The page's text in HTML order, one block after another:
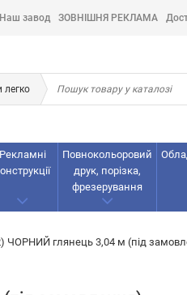
Наш завод ЗОВНІШНЯ РЕКЛАМА
легко
Рекламнi
Повнокольоровий
друк, порізка,
фрезерування
ЧОРНИЙ глянець 3,04 м (під